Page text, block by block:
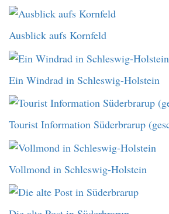
Ausblick aufs Kornfeld
Ein Windrad in Schleswig-Holstein
Tourist Information Süderbrarup
Vollmond in Schleswig-Holstein